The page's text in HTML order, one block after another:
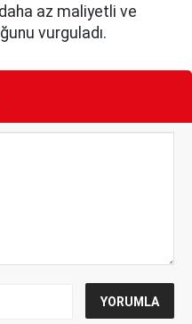
az maliyetli ve
vurguladı.